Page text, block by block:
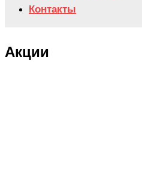
Контакты
Акции